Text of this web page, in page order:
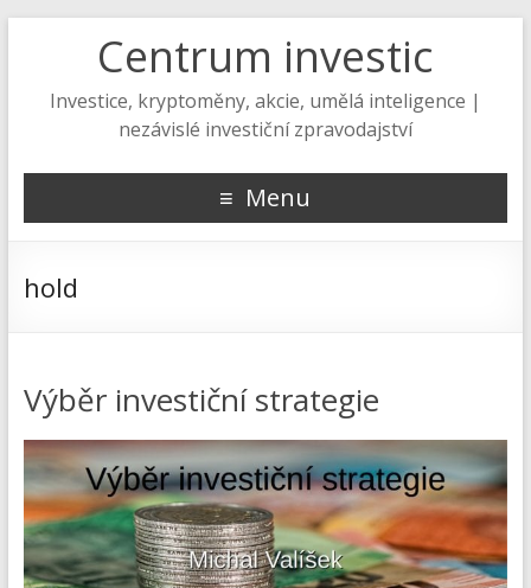
Centrum investic
Investice, kryptoměny, akcie, umělá inteligence |
nezávislé investiční zpravodajství
Menu
hold
Výběr investiční strategie